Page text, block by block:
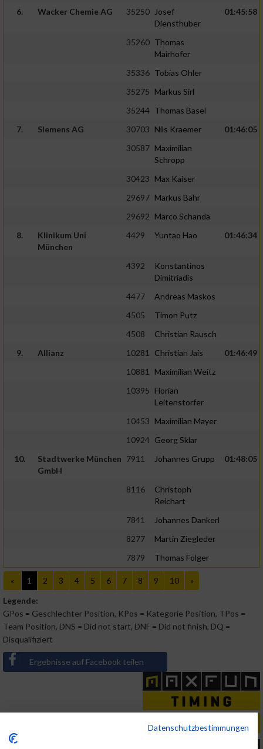
6.
Wacker Chemie AG 35250
Josef
Diensthuber
01:45:58
35260 Thomas
Mairhofer
35336 Tobias Ohler
35275 Markus Sirl
35244 Thomas Basel
7.
Siemens AG 30703 Nils Kraemer
01:46:05
30587 Maximilian
Schropp
30423 Max Kaiser
29697 Markus Bähr
29692 Marco Schanda
8.
Klinikum Uni
München
4429 Yuntao Hao 01:46:34
4392
Konstantinos
Dimitriadis
4477
Andreas Maskos
4505
Timon Putz
4508
Christian Rausch
9.
Allianz 10281 Christian Jais
01:46:49
10881
Maximilian Weitz
10395 Florian
Leitenstorfer
10453 Maximilian Mayer
10924 Georg Sklar
10.
Stadtwerke München
GmbH
7911 Johannes Grupp 01:48:05
8116
Christoph
Reichart
7841
Johannes Dankerl
8277
Martin Ziegleder
7879
Thomas Folger
« 1 2 3 4 5 6 7 8 9 10
»
Legende:
GPos = Geschlechter Position, KPos = Kategorie Position, TPos =
Team Position, DNS = Did not start, DNF = Did not finish, DQ =
Disqualifiziert
Ergebnisse auf Facebook teilen
ALBUM B2RUN MÜNCHEN / 15.07.2026Datenschutzbestimmungen